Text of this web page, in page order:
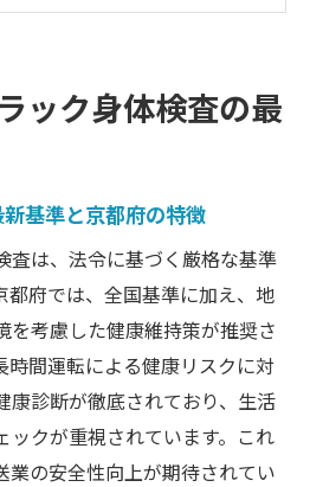
ラック身体検査の現状
安全運転の秘訣
の健康診断が安全運転に直
活用でトラック事故予防を
日常運転へどう生かすか
推進する健康管理のポイン
と事故防止の相関を検証
ック身体検査の最
基準と京都府の特徴
査は、法令に基づく厳格な基準
都府では、全国基準に加え、地
を考慮した健康維持策が推奨さ
時間運転による健康リスクに対
康診断が徹底されており、生活
ックが重視されています。これ
業の安全性向上が期待されてい